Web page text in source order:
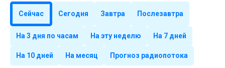
Сейчас Сегодня Завтра Послезавтра
На 3 дня по часам На эту неделю На 7 дней
На 10 дней На месяц Прогноз радиопотока